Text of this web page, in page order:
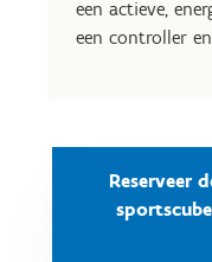
een actieve,
een controller
Reserveer
sportscube